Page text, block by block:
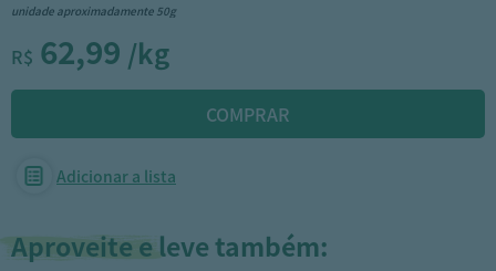
unidade aproximadamente 50g
R$ 62,99 /kg
Adicionar a lista
Aproveite e leve também: